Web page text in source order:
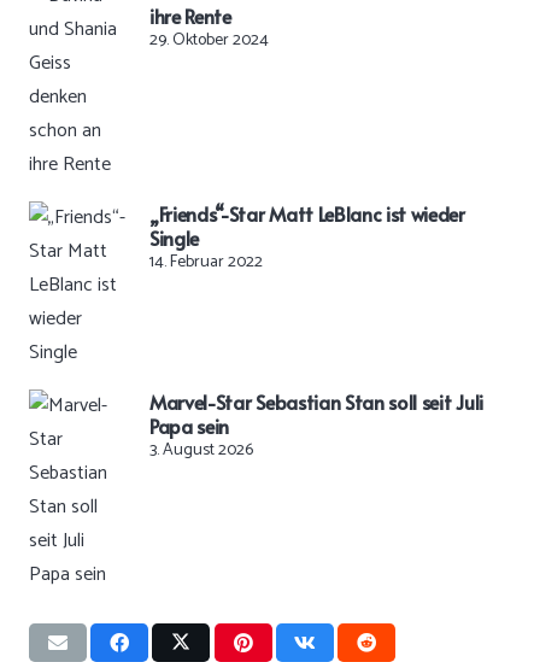
ihre Rente
29. Oktober 2024
„Friends“-Star Matt LeBlanc ist wieder
Single
14. Februar 2022
Marvel-Star Sebastian Stan soll seit Juli
Papa sein
3. August 2026